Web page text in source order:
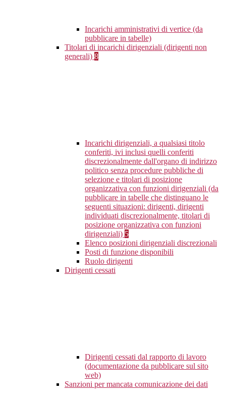
Incarichi amministrativi di vertice (da
pubblicare in tabelle)
Titolari di incarichi dirigenziali (dirigenti non
generali) 8
Incarichi dirigenziali, a qualsiasi titolo
conferiti, ivi inclusi quelli conferiti
discrezionalmente dall'organo di indirizzo
politico senza procedure pubbliche di
selezione e titolari di posizione
organizzativa con funzioni dirigenziali (da
pubblicare in tabelle che distinguano le
seguenti situazioni: dirigenti, dirigenti
individuati discrezionalmente, titolari di
posizione organizzativa con funzioni
dirigenziali) 5
Elenco posizioni dirigenziali discrezionali
Posti di funzione disponibili
Ruolo dirigenti
Dirigenti cessati
Dirigenti cessati dal rapporto di lavoro
(documentazione da pubblicare sul sito
web)
Sanzioni per mancata comunicazione dei dati